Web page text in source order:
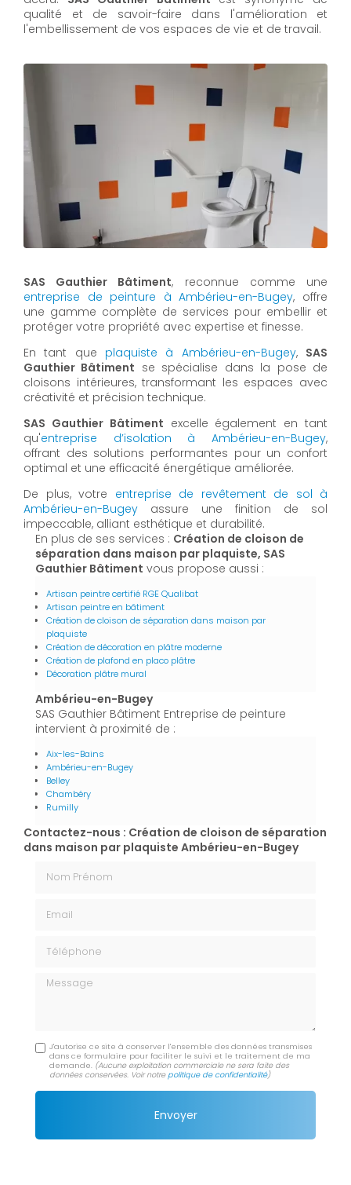
qualité et de savoir-faire dans l'amélioration et
l'embellissement de vos espaces de vie et de travail.
SAS Gauthier Bâtiment, reconnue comme une
entreprise de peinture à Ambérieu-en-Bugey, offre
une gamme complète de services pour embellir et
protéger votre propriété avec expertise et finesse.
En tant que plaquiste à Ambérieu-en-Bugey, SAS
Gauthier Bâtiment se spécialise dans la pose de
cloisons intérieures, transformant les espaces avec
créativité et précision technique.
SAS Gauthier Bâtiment excelle également en tant
qu'entreprise d’isolation à Ambérieu-en-Bugey,
offrant des solutions performantes pour un confort
optimal et une efficacité énergétique améliorée.
De plus, votre entreprise de revêtement de sol à
Ambérieu-en-Bugey assure une finition de sol
impeccable, alliant esthétique et durabilité.
En plus de ses services : Création de cloison de
séparation dans maison par plaquiste, SAS
Gauthier Bâtiment vous propose aussi :
Artisan peintre certifié RGE Qualibat
Artisan peintre en bâtiment
Création de cloison de séparation dans maison par
plaquiste
Création de décoration en plâtre moderne
Création de plafond en placo plâtre
Décoration plâtre mural
Ambérieu-en-Bugey
SAS Gauthier Bâtiment Entreprise de peinture
intervient à proximité de :
Aix-les-Bains
Ambérieu-en-Bugey
Belley
Chambéry
Rumilly
Contactez-nous : Création de cloison de séparation
dans maison par plaquiste Ambérieu-en-Bugey
Message
J'autorise ce site à conserver l'ensemble des données transmises
dans ce formulaire pour faciliter le suivi et le traitement de ma
demande. (Aucune exploitation commerciale ne sera faite des
données conservées. Voir notrepolitique de confidentialité)